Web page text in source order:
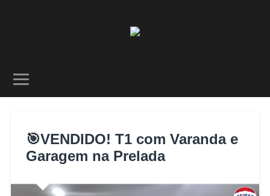
🎯VENDIDO! T1 com Varanda e
Garagem na Prelada